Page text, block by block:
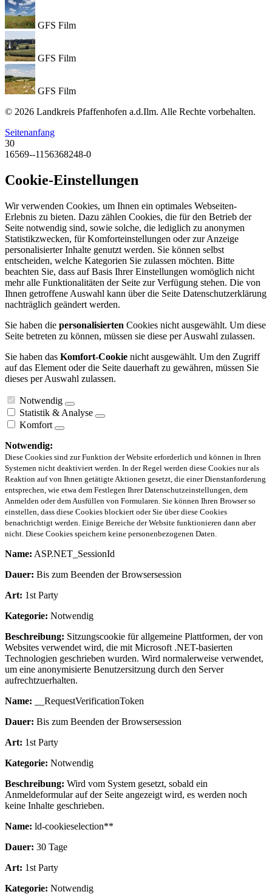
GFS Film
GFS Film
GFS Film
© 2026 Landkreis Pfaffenhofen a.d.Ilm. Alle Rechte vorbehalten.
Seitenanfang
30
16569--1156368248-0
Cookie-Einstellungen
Wir verwenden Cookies, um Ihnen ein optimales Webseiten-
Erlebnis zu bieten. Dazu zählen Cookies, die für den Betrieb der
Seite notwendig sind, sowie solche, die lediglich zu anonymen
Statistikzwecken, für Komforteinstellungen oder zur Anzeige
personalisierter Inhalte genutzt werden. Sie können selbst
entscheiden, welche Kategorien Sie zulassen möchten. Bitte
beachten Sie, dass auf Basis Ihrer Einstellungen womöglich nicht
mehr alle Funktionalitäten der Seite zur Verfügung stehen. Die von
Ihnen getroffene Auswahl kann über die Seite Datenschutzerklärung
nachträglich geändert werden.
Sie haben die personalisierten Cookies nicht ausgewählt. Um diese
Seite betreten zu können, müssen sie diese per Auswahl zulassen.
Sie haben das Komfort-Cookie nicht ausgewählt. Um den Zugriff
auf das Element oder die Seite dauerhaft zu gewähren, müssen Sie
dieses per Auswahl zulassen.
Notwendig
Statistik & Analyse
Komfort
Notwendig:
Diese Cookies sind zur Funktion der Website erforderlich und können in Ihren
Systemen nicht deaktiviert werden. In der Regel werden diese Cookies nur als
Reaktion auf von Ihnen getätigte Aktionen gesetzt, die einer Dienstanforderung
entsprechen, wie etwa dem Festlegen Ihrer Datenschutzeinstellungen, dem
Anmelden oder dem Ausfüllen von Formularen. Sie können Ihren Browser so
einstellen, dass diese Cookies blockiert oder Sie über diese Cookies
benachrichtigt werden. Einige Bereiche der Website funktionieren dann aber
nicht. Diese Cookies speichern keine personenbezogenen Daten.
Name: ASP.NET_SessionId
Dauer: Bis zum Beenden der Browsersession
Art: 1st Party
Kategorie: Notwendig
Beschreibung: Sitzungscookie für allgemeine Plattformen, der von
Websites verwendet wird, die mit Microsoft .NET-basierten
Technologien geschrieben wurden. Wird normalerweise verwendet,
um eine anonymisierte Benutzersitzung durch den Server
aufrechtzuerhalten.
Name: __RequestVerificationToken
Dauer: Bis zum Beenden der Browsersession
Art: 1st Party
Kategorie: Notwendig
Beschreibung: Wird vom System gesetzt, sobald ein
Anmeldeformular auf der Seite angezeigt wird, es werden noch
keine Inhalte geschrieben.
Name: ld-cookieselection**
Dauer: 30 Tage
Art: 1st Party
Kategorie: Notwendig